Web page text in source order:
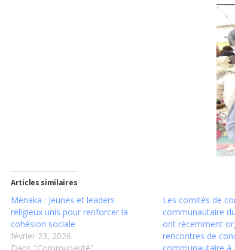
Articles similaires
Ménaka : Jeunes et leaders
religieux unis pour renforcer la
cohésion sociale
février 23, 2026
Les comités de
communautaire
ont récemment
rencontres de